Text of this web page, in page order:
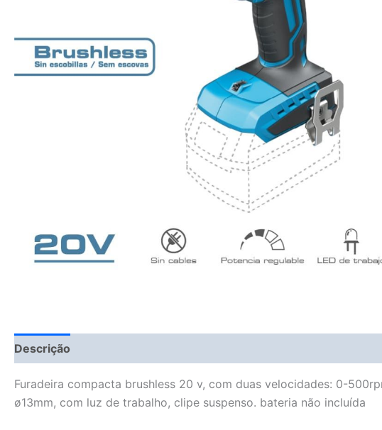
Descrição
Furadeira compacta brushless 20 v, com duas velocidades: 0-
ø13mm, com luz de trabalho, clipe suspenso. bateria não incluída